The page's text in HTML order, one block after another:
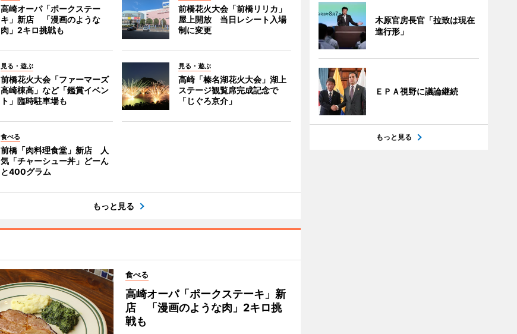
高崎オーパ「ポークステー
キ」新店 「漫画のような
肉」2キロ挑戦も
前橋花火大会「前橋リリカ」
屋上開放 当日レシート入場
制に変更
見る・遊ぶ
前橋花火大会「ファーマーズ
高崎棟高」など「鑑賞イベン
ト」臨時駐車場も
見る・遊ぶ
高崎「榛名湖花火大会」湖上
ステージ観覧席完成記念で
「じぐろ京介」
食べる
前橋「肉料理食堂」新店 人
気「チャーシュー丼」どーん
と400グラム
もっと見る
食べる
高崎オーパ「ポークステーキ」新
店 「漫画のような肉」2キロ挑
戦も
木原官房長官「拉致は現在
進行形」
ＥＰＡ視野に議論継続
もっと見る